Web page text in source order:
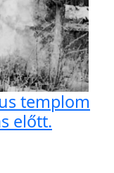
templom
előtt.